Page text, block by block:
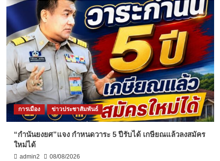
การเมือง ข่าวประชาสัมพันธ์
“กำนันยงยศ”แจง กำหนดวาระ 5 ปีรับได้ เกษียณแล้วลงสมัคร
ใหม่ได้
admin2 08/08/2026